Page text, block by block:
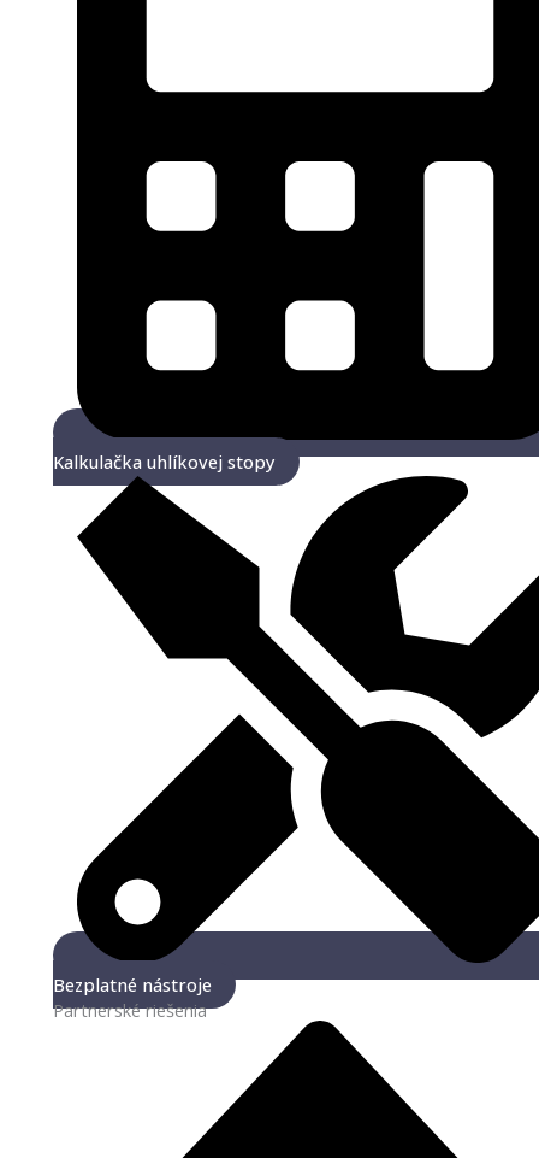
Kalkulačka uhlíkovej stopy
Bezplatné nástroje
Partnerské riešenia